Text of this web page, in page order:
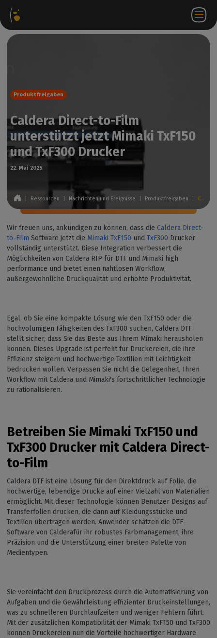
DE
Produktfreigaben
Caldera Direct-to-Film
unterstützt jetzt Mimaki TxF150
und TxF300 Drucker
22. Mai 2025
Ressourcen Nachrichten und Ereignisse Produktfreigaben Caldera Direct-to-Film unterstützt jetzt Mimaki TxF150 und TxF300 Drucker
Wir freuen uns, ankündigen zu können, dass die Caldera Direct-
to-Film Software jetzt die Mimaki TxF150 und TxF300 Drucker
vollständig unterstützt. Diese Integration verbessert die
Möglichkeiten von Caldera RIP für DTF und Mimaki high
performance und bietet einen nahtlosen Workflow,
außergewöhnliche Druckqualität und erhöhte Produktivität.
Egal, ob Sie eine kompakte Lösung wie den TxF150 oder die
hochvolumigen Fähigkeiten des TxF300 suchen, Caldera DTF
stellt sicher, dass Sie das Beste aus Ihrem Mimaki herausholen
können. Dieses Upgrade ist perfekt für Druckereien, die ihre
Effizienz steigern und hochwertige Textilien mit Leichtigkeit
bedrucken wollen. Verpassen Sie nicht die Gelegenheit, Ihren
Workflow mit Caldera und Mimaki's fortschrittlicher Technologie
zu rationalisieren.
Betreiben Sie Mimaki TxF150 und
TxF300 Drucker mit Caldera Direct-
to-Film
Caldera DTF ist eine Lösung für den Direktdruck auf Folie, die
hochwertige, lebendige Drucke auf einer Vielzahl von Materialien
ermöglicht. Mit dieser Technologie können Benutzer Designs auf
Transferfolien drucken, die dann auf Kleidungsstücke und
Textilien übertragen werden. Anwender schätzen die DTF-
Software von Calderafür ihr robustes Farbmanagement, ihre
Präzision und die Unterstützung einer breiten Palette von
Medientypen.
Sie vereinfacht den Druckprozess durch die Automatisierung von
Aufgaben und die Gewährleistung effizienter Druckeinstellungen,
was zu schnelleren Durchlaufzeiten und weniger Fehlern führt.
Mit der zusätzlichen Kompatibilität der Mimaki TxF150 und TxF300
können Druckereien nun die Vorteile hochwertiger Hardware